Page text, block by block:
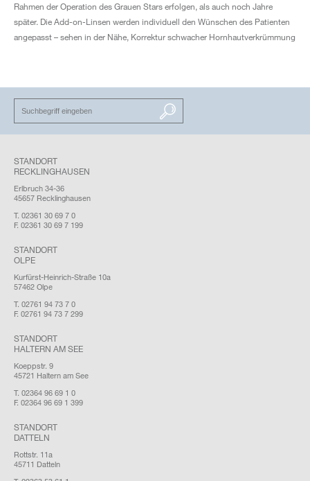
Rahmen der Operation des Grauen Stars erfolgen, als auch noch Jahre
später. Die Add-on-Linsen werden individuell den Wünschen des Patienten
angepasst – sehen in der Nähe, Korrektur schwacher Hornhautverkrümmung
SUCHEN
STANDORT
RECKLINGHAUSEN
Erlbruch 34-36
45657 Recklinghausen
T. 02361 30 69 7 0
F. 02361 30 69 7 199
STANDORT
OLPE
Kurfürst-Heinrich-Straße 10a
57462 Olpe
T. 02761 94 73 7 0
F. 02761 94 73 7 299
STANDORT
HALTERN AM SEE
Koeppstr. 9
45721 Haltern am See
T. 02364 96 69 1 0
F. 02364 96 69 1 399
STANDORT
DATTELN
Rottstr. 11a
45711 Datteln